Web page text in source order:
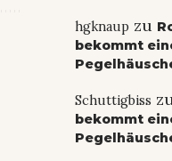
hgknaupzu
bekommt
Schuttigbiss
bekommt